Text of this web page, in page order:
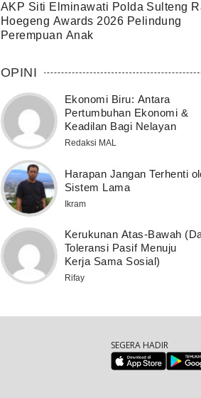
AKP Siti Elminawati Polda Sulteng
Hoegeng Awards 2026 Pelindung
Perempuan Anak
OPINI
Ekonomi Biru: Antara
Pertumbuhan Ekonomi &
Keadilan Bagi Nelayan
Redaksi MAL
Harapan Jangan Terhenti
Sistem Lama
Ikram
Kerukunan Atas-Bawah
Toleransi Pasif Menuju
Kerja Sama Sosial)
Rifay
SEGERA HADIR